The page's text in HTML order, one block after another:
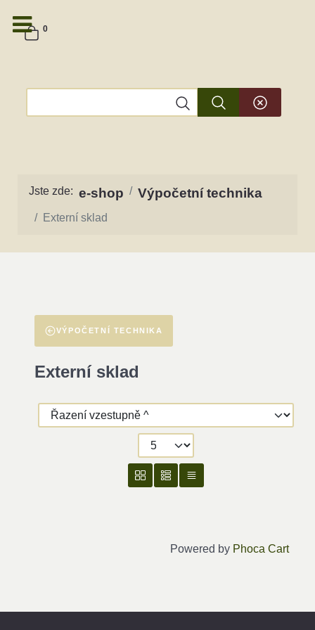
0
Jste zde: e-shop Výpočetní technika
Externí sklad
VÝPOČETNÍ TECHNIKA
Externí sklad
Powered by Phoca Cart